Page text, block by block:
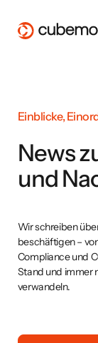
Einblicke,
News
und
Wir schreiben
beschäftigen –
Compliance und
Stand und immer
verwandeln.